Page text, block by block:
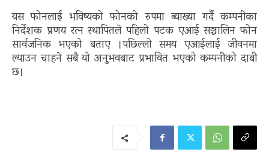
यस फोनलाई भविष्यको फोनको रुपमा ब्याख्या गर्दै कम्पनीका
निर्देशक प्रणय रत्न स्थापितले पहिलो पटक एआई सञ्चालिन फोन
सार्वजनिक भएको बताए ।पछिल्लो समय एआईलाई जीवनमा
ल्याउन चाहने सबै यो अनुभवबाट प्रभावित भएको कम्पनीको दाबी
छ।